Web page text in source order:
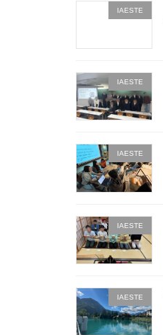
IAESTE
IAESTE
IAESTE
IAESTE
IAESTE